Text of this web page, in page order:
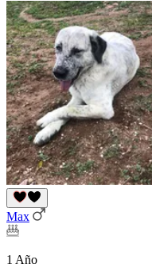
Max
1 Año